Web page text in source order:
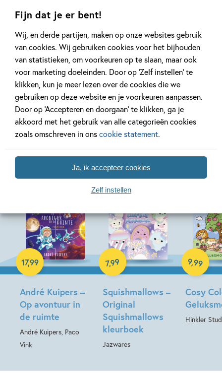
Fijn dat je er bent!
Wij, en derde partijen, maken op onze websites gebruik
van cookies. Wij gebruiken cookies voor het bijhouden
van statistieken, om voorkeuren op te slaan, maar ook
voor marketing doeleinden. Door op ‘Zelf instellen’ te
klikken, kun je meer lezen over de cookies die we
gebruiken op deze website en je voorkeuren aanpassen.
Door op ‘Accepteren en doorgaan’ te klikken, ga je
akkoord met het gebruik van alle categorieën cookies
zoals omschreven in onscookie statement.
Ja, ik accepteer cookies
Zelf instellen
Lees meer Lees meer
Bekijk alle artikelen
André Kuipers –
Op avontuur in
de ruimte
André Kuipers, Paco
Vink
17,99
Hardcover
Squishmallows –
Original
Squishmallows
kleurboek
Jazwares
7,99
Paperback
Cosy
Hinkler
9,99
Paperback